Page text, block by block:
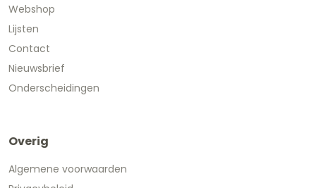
Webshop
Lijsten
Contact
Nieuwsbrief
Onderscheidingen
Overig
Algemene voorwaarden